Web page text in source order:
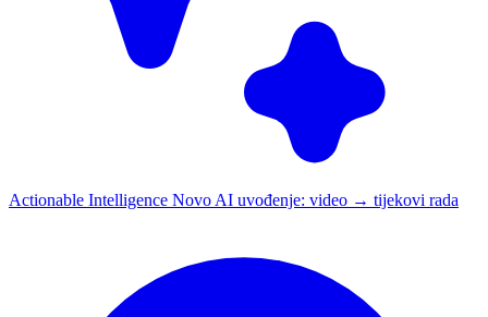
Actionable Intelligence Novo AI uvođenje: video → tijekovi rada